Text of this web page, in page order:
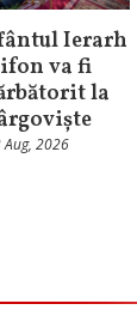
Ierarh
va fi
la
Aug, 2026